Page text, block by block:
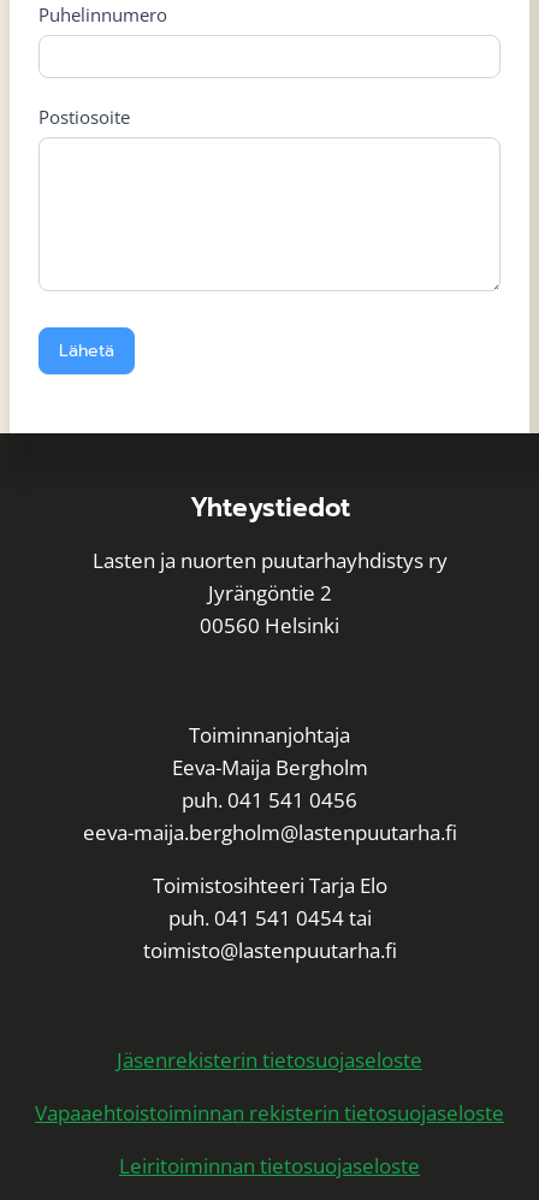
Puhelinnumero
Postiosoite
Lähetä
Yhteystiedot
Lasten ja nuorten puutarhayhdistys ry
Jyrängöntie 2
00560 Helsinki
Toiminnanjohtaja
Eeva-Maija Bergholm
puh. 041 541 0456
eeva-maija.bergholm@lastenpuutarha.fi
Toimistosihteeri Tarja Elo
puh. 041 541 0454 tai
toimisto@lastenpuutarha.fi
Jäsenrekisterin tietosuojaseloste
Vapaaehtoistoiminnan rekisterin tietosuojaseloste
Leiritoiminnan tietosuojaseloste